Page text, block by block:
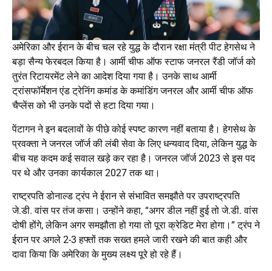
अमेरिका और ईरान के बीच चल रहे युद्ध के दौरान रक्षा मंत्री पीट हेगसेथ ने
बड़ा सैन्य फेरबदल किया है। आर्मी चीफ ऑफ स्टाफ जनरल रैंडी जॉर्ज को
तुरंत रिटायरमेंट लेने का आदेश दिया गया है। उनके साथ आर्मी
ट्रांसफॉर्मेशन एंड ट्रेनिंग कमांड के कमांडिंग जनरल और आर्मी चीफ ऑफ
चैप्लेंस को भी उनके पदों से हटा दिया गया।
पेंटागन ने इन बदलावों के पीछे कोई स्पष्ट कारण नहीं बताया है। हेगसेथ के
प्रवक्ता ने जनरल जॉर्ज की लंबी सेवा के लिए धन्यवाद दिया, लेकिन युद्ध के
बीच यह कदम कई सवाल खड़े कर रहा है। जनरल जॉर्ज 2023 से इस पद
पर थे और उनका कार्यकाल 2027 तक था।
राष्ट्रपति डोनाल्ड ट्रंप ने ईरान से संभावित समझौते पर उपराष्ट्रपति
जे.डी. वांस पर तंज कसा। उन्होंने कहा, “अगर डील नहीं हुई तो जे.डी. वांस
दोषी होंगे, लेकिन अगर समझौता हो गया तो पूरा क्रेडिट मेरा होगा।” ट्रंप ने
ईरान पर अगले 2-3 हफ्तों तक सख्त हमले जारी रखने की बात कही और
दावा किया कि अमेरिका के मुख्य लक्ष्य पूरे हो रहे हैं।